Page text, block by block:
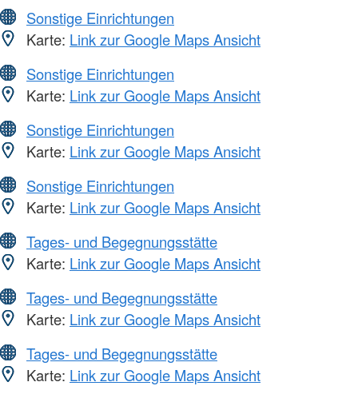
Sonstige Einrichtungen
Karte: Link zur Google Maps Ansicht
Sonstige Einrichtungen
Karte: Link zur Google Maps Ansicht
Sonstige Einrichtungen
Karte: Link zur Google Maps Ansicht
Sonstige Einrichtungen
Karte: Link zur Google Maps Ansicht
Tages- und Begegnungsstätte
Karte: Link zur Google Maps Ansicht
Tages- und Begegnungsstätte
Karte: Link zur Google Maps Ansicht
Tages- und Begegnungsstätte
Karte: Link zur Google Maps Ansicht